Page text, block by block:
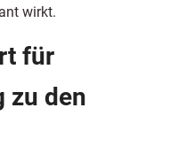
wirkt.
für
zu den